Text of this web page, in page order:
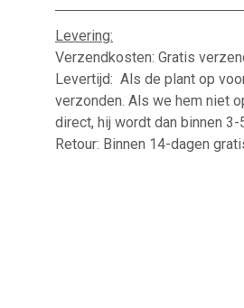
Levering:
Verzendkosten: Gratis
Levertijd: Als de plant op
verzonden. Als we hem niet
direct, hij wordt dan binnen
Retour: Binnen 14-dagen